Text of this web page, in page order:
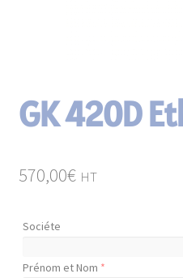
GK 420D
570,00€ HT
Sociéte
Prénom et Nom *